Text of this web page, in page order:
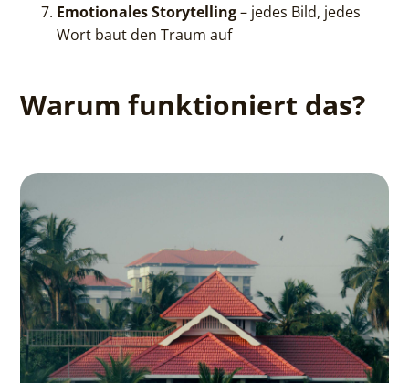
Emotionales Storytelling– jedes Bild, jedes
Wort baut den Traum auf
Warum funktioniert das?